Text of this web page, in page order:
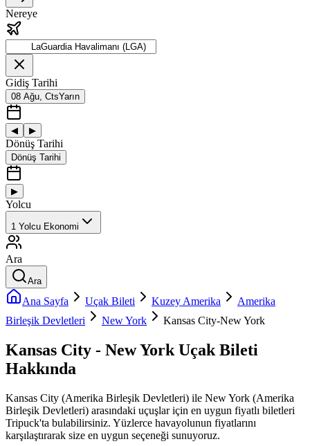
Nereye
Gidiş Tarihi
08 Ağu, CtsYarın
◀ ▶
Dönüş Tarihi
Dönüş Tarihi
▶
Yolcu
1 Yolcu Ekonomi
Ara
Ara
Ana Sayfa Uçak Bileti Kuzey Amerika
Amerika
Birleşik Devletleri
New York Kansas City-New York
Kansas City - New York Uçak Bileti
Hakkında
Kansas City (Amerika Birleşik Devletleri) ile New York (Amerika
Birleşik Devletleri) arasındaki uçuşlar için en uygun fiyatlı biletleri
Tripuck'ta bulabilirsiniz. Yüzlerce havayolunun fiyatlarını
karşılaştırarak size en uygun seçeneği sunuyoruz.